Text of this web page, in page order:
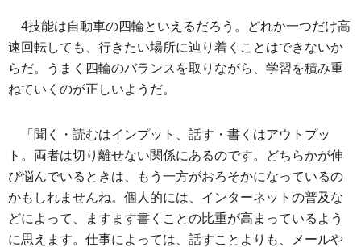
4技能は自動車の四輪といえるだろう。どれか一つだけ高
速回転しても、行きたい場所に辿り着くことはできないか
らだ。うまく四輪のバランスを取りながら、学習を積み重
ねていくのが正しいようだ。
「聞く・読むはインプット、話す・書くはアウトプッ
ト。両者は切り離せない関係にあるのです。どちらかが伸
び悩んでいるときは、もう一方がおろそかになっているの
かもしれませんね。個人的には、インターネットの普及な
どによって、ますます書くことの比重が高まっているよう
に思えます。仕事によっては、話すことよりも、メールや